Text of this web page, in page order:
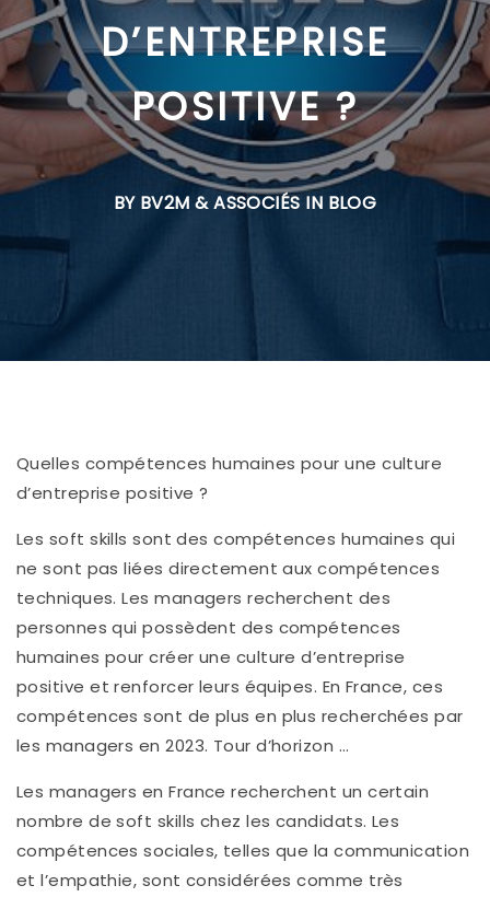
D’ENTREPRISE
POSITIVE ?
BY BV2M & ASSOCIÉS IN BLOG
Quelles compétences humaines pour une culture
d’entreprise positive ?
Les soft skills sont des compétences humaines qui
ne sont pas liées directement aux compétences
techniques. Les managers recherchent des
personnes qui possèdent des compétences
humaines pour créer une culture d’entreprise
positive et renforcer leurs équipes. En France, ces
compétences sont de plus en plus recherchées par
les managers en 2023. Tour d’horizon …
Les managers en France recherchent un certain
nombre de soft skills chez les candidats. Les
compétences sociales, telles que la communication
et l’empathie, sont considérées comme très